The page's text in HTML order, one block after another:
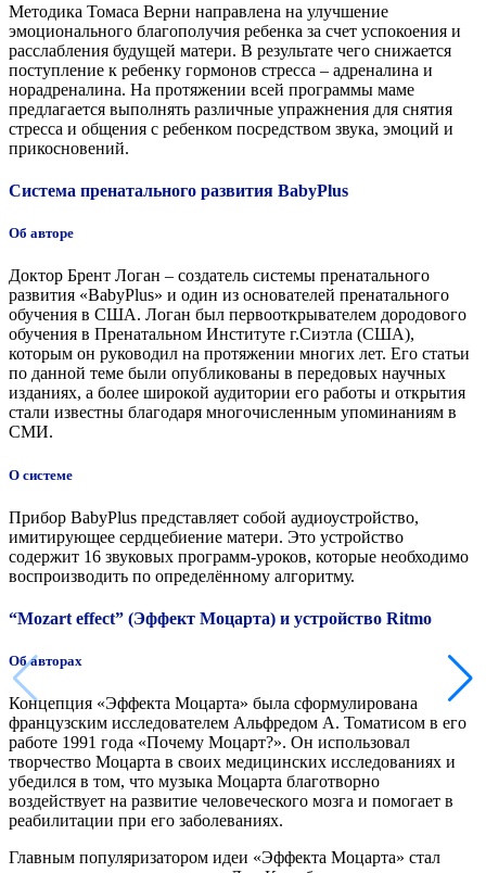
Методика Томаса Верни направлена на улучшение
эмоционального благополучия ребенка за счет успокоения и
расслабления будущей матери. В результате чего снижается
поступление к ребенку гормонов стресса – адреналина и
норадреналина. На протяжении всей программы маме
предлагается выполнять различные упражнения для снятия
стресса и общения с ребенком посредством звука, эмоций и
прикосновений.
Система пренатального развития BabyРlus
Об авторе
Доктор Брент Логан – создатель системы пренатального
развития «BabyPlus» и один из основателей пренатального
обучения в США. Логан был первооткрывателем дородового
обучения в Пренатальном Институте г.Сиэтла (США),
которым он руководил на протяжении многих лет. Его статьи
по данной теме были опубликованы в передовых научных
изданиях, а более широкой аудитории его работы и открытия
стали известны благодаря многочисленным упоминаниям в
СМИ.
О системе
Прибор BabyРlus представляет собой аудиоустройство,
имитирующее сердцебиение матери. Это устройство
содержит 16 звуковых программ-уроков, которые необходимо
воспроизводить по определённому алгоритму.
“Mozart effect” (Эффект Моцарта) и устройство Ritmo
Об авторах
Концепция «Эффекта Моцарта» была сформулирована
французским исследователем Альфредом А. Томатисом в его
работе 1991 года «Почему Моцарт?». Он использовал
творчество Моцарта в своих медицинских исследованиях и
убедился в том, что музыка Моцарта благотворно
воздействует на развитие человеческого мозга и помогает в
реабилитации при его заболеваниях.
Главным популяризатором идеи «Эффекта Моцарта» стал